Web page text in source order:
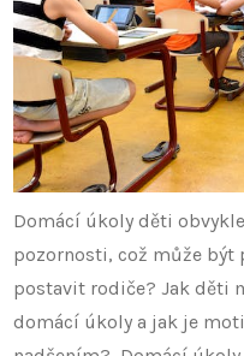
Domácí úkoly děti
pozornosti, což může
postavit rodiče? Jak děti
domácí úkoly a jak je